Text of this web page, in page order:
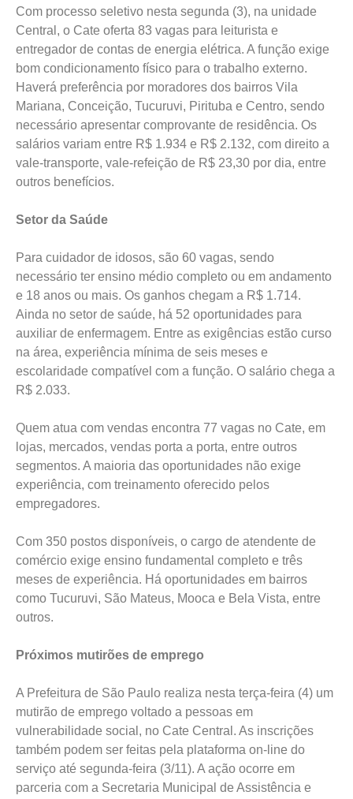
Com processo seletivo nesta segunda (3), na unidade
Central, o Cate oferta 83 vagas para leiturista e
entregador de contas de energia elétrica. A função exige
bom condicionamento físico para o trabalho externo.
Haverá preferência por moradores dos bairros Vila
Mariana, Conceição, Tucuruvi, Pirituba e Centro, sendo
necessário apresentar comprovante de residência. Os
salários variam entre R$ 1.934 e R$ 2.132, com direito a
vale-transporte, vale-refeição de R$ 23,30 por dia, entre
outros benefícios.
Setor da Saúde
Para cuidador de idosos, são 60 vagas, sendo
necessário ter ensino médio completo ou em andamento
e 18 anos ou mais. Os ganhos chegam a R$ 1.714.
Ainda no setor de saúde, há 52 oportunidades para
auxiliar de enfermagem. Entre as exigências estão curso
na área, experiência mínima de seis meses e
escolaridade compatível com a função. O salário chega a
R$ 2.033.
Quem atua com vendas encontra 77 vagas no Cate, em
lojas, mercados, vendas porta a porta, entre outros
segmentos. A maioria das oportunidades não exige
experiência, com treinamento oferecido pelos
empregadores.
Com 350 postos disponíveis, o cargo de atendente de
comércio exige ensino fundamental completo e três
meses de experiência. Há oportunidades em bairros
como Tucuruvi, São Mateus, Mooca e Bela Vista, entre
outros.
Próximos mutirões de emprego
A Prefeitura de São Paulo realiza nesta terça-feira (4) um
mutirão de emprego voltado a pessoas em
vulnerabilidade social, no Cate Central. As inscrições
também podem ser feitas pela plataforma on-line do
serviço até segunda-feira (3/11). A ação ocorre em
parceria com a Secretaria Municipal de Assistência e